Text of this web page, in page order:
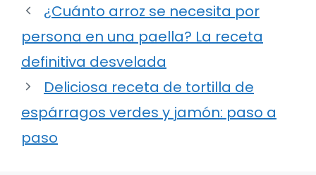
¿Cuánto arroz se necesita por
persona en una paella? La receta
definitiva desvelada
Deliciosa receta de tortilla de
espárragos verdes y jamón: paso a
paso